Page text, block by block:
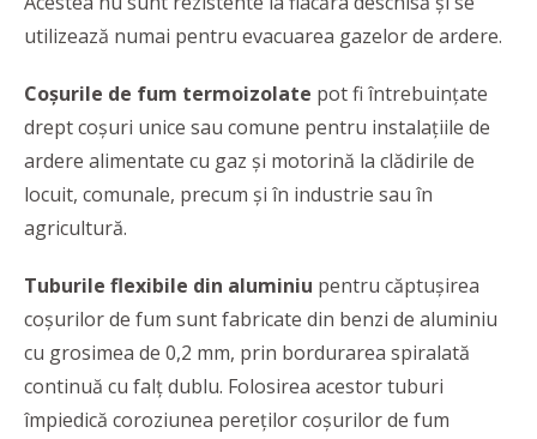
utilizează numai pentru evacuarea gazelor de ardere.
Coșurile de fum termoizolate pot fi întrebuințate
drept coșuri unice sau comune pentru instalațiile de
ardere alimentate cu gaz și motorină la clădirile de
locuit, comunale, precum și în industrie sau în
agricultură.
Tuburile flexibile din aluminiu pentru căptușirea
coșurilor de fum sunt fabricate din benzi de aluminiu
cu grosimea de 0,2 mm, prin bordurarea spiralată
continuă cu falț dublu. Folosirea acestor tuburi
împiedică coroziunea pereților coșurilor de fum